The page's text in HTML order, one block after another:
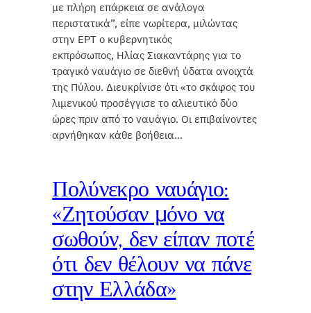
με πλήρη επάρκεια σε ανάλογα
περιστατικά”, είπε νωρίτερα, μιλώντας
στην ΕΡΤ ο κυβερνητικός
εκπρόσωπος, Ηλίας Σιακαντάρης για το
τραγικό ναυάγιο σε διεθνή ύδατα ανοιχτά
της Πύλου. Διευκρίνισε ότι «το σκάφος του
λιμενικού προσέγγισε το αλιευτικό δύο
ώρες πριν από το ναυάγιο. Οι επιβαίνοντες
αρνήθηκαν κάθε βοήθεια…
Πολύνεκρο ναυάγιο:
«Ζητούσαν μόνο να
σωθούν, δεν είπαν ποτέ
ότι δεν θέλουν να πάνε
στην Ελλάδα»